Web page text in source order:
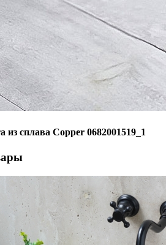
из сплава Copper 0682001519_1